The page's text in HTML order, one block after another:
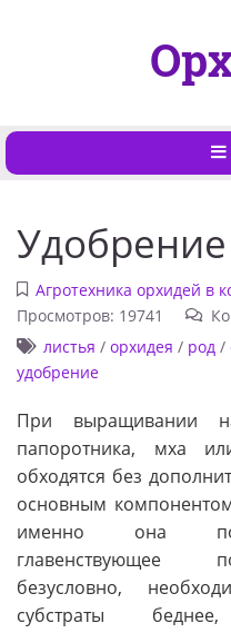
Агротехника орхидей в
Просмотров: 19741
листья / орхидея / род/
удобрение
При выращивании
папоротника, мха
обходятся без
основным компонентом
именно она
главенствующее
безусловно,
субстраты